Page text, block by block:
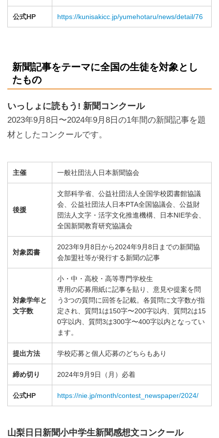
公式HP https://kunisakicc.jp/yumehotaru/news/detail/76
新聞記事をテーマに全国の生徒を対象とし
たもの
いっしょに読もう! 新聞コンクール
2023年9月8日〜2024年9月8日の1年間の新聞記事を題
材としたコンクールです。
主催 一般社団法人日本新聞協会
後援
文部科学省、公益社団法人全国学校図書館協議
会、公益社団法人日本PTA全国協議会、公益財
団法人文字・活字文化推進機構、日本NIE学会、
全国新聞教育研究協議会
対象図書
2023年9月8日から2024年9月8日までの新聞協
会加盟社等が発行する新聞の記事
対象学年と
文字数
小・中・高校・高等専門学校生
専用の応募用紙に記事を貼り、意見や提案を問
う3つの質問に回答を記載。各質問に文字数が指
定され、質問1は150字〜200字以内、質問2は15
0字以内、質問3は300字〜400字以内となってい
ます。
提出方法 学校応募と個人応募のどちらもあり
締め切り 2024年9月9日（月）必着
公式HP https://nie.jp/month/contest_newspaper/2024/
山梨日日新聞小中学生新聞感想文コンクール